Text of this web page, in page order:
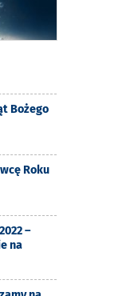
Bożego
Roku
–
na